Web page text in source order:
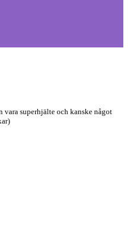
vara superhjälte och kanske något